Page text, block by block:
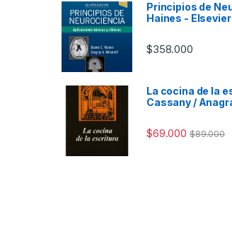
Principios de
Haines - Elsevier
$358.000
La cocina de la
Cassany /
$69.000 $89.000